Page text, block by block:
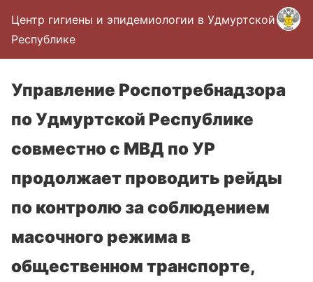
Центр гигиены и эпидемиологии в Удмуртской
Республике
Управление Роспотребнадзора
по Удмуртской Республике
совместно с МВД по УР
продолжает проводить рейды
по контролю за соблюдением
масочного режима в
общественном транспорте,